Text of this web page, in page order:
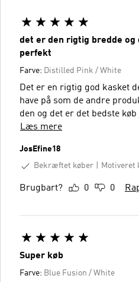
det er den rigtig bredde og
perfekt
Farve: Distilled Pink / White
Det er en rigtig god kasket
have på som de andre produkter og er rigtig
den og det er det bedste
Læs mere
JosEfine18
Bekræftet køber
Motiveret
Brugbart? 0 0
Super køb
Farve: Blue Fusion / White